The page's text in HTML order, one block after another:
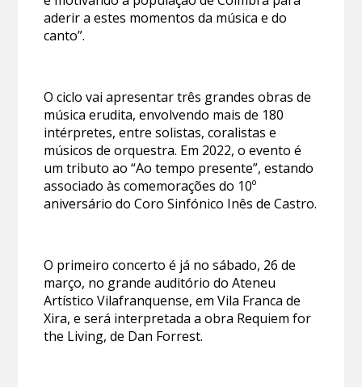
aderir a estes momentos da música e do
canto”.
O ciclo vai apresentar três grandes obras de
música erudita, envolvendo mais de 180
intérpretes, entre solistas, coralistas e
músicos de orquestra. Em 2022, o evento é
um tributo ao “Ao tempo presente”, estando
associado às comemorações do 10º
aniversário do Coro Sinfónico Inês de Castro.
O primeiro concerto é já no sábado, 26 de
março, no grande auditório do Ateneu
Artístico Vilafranquense, em Vila Franca de
Xira, e será interpretada a obra Requiem for
the Living, de Dan Forrest.